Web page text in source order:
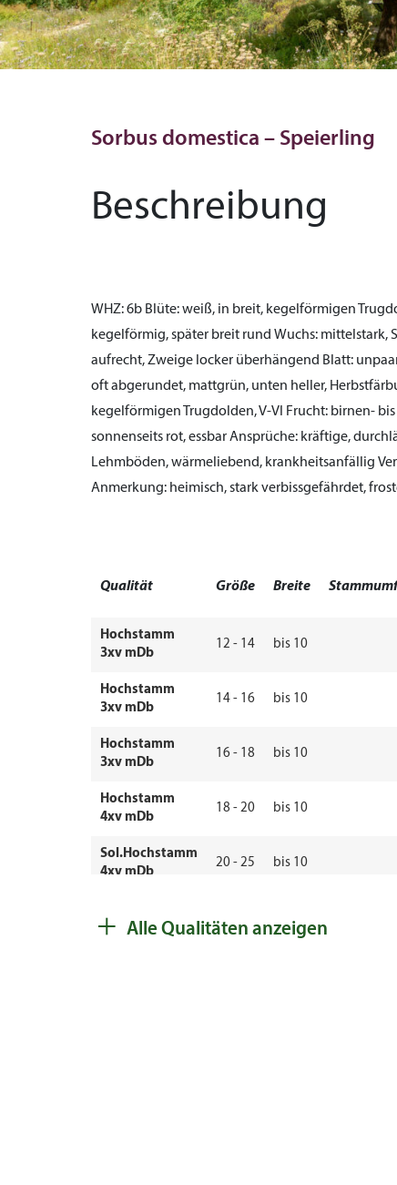
Sorbus domestica – Speierling
Beschreibung
WHZ:6b Blüte:weiß, in breit, kegelförmigen
kegelförmig, später breit rund Wuchs: mittelstark,
aufrecht, Zweige locker überhängend Blatt:
oft abgerundet, mattgrün, unten heller,
kegelförmigen Trugdolden, V-VI Frucht: birnen-
sonnenseits rot, essbarAnsprüche: kräftige,
Lehmböden, wärmeliebend, krankheitsanfällig
Anmerkung: heimisch, stark verbissgefährdet,
Qualität Größe Breite
Hochstamm
3xv mDb
12 - 14 bis 10
Hochstamm
3xv mDb
14 - 16 bis 10
Hochstamm
3xv mDb
16 - 18 bis 10
Hochstamm
4xv mDb
18 - 20 bis 10
Sol.Hochstamm
4xv mDb
20 - 25 bis 10
4xv mDb
25 - 30 bis 10
+ Alle Qualitäten anzeigen